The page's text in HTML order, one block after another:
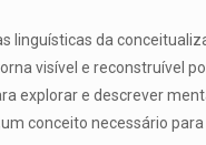
da
visível e reconstruível
explorar e descrever
conceito necessário